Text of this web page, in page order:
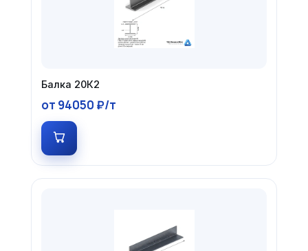
Балка 20К2
от 94050 ₽/т